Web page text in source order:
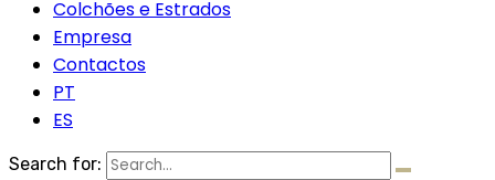
Colchões e Estrados
Empresa
Contactos
PT
ES
Search for: